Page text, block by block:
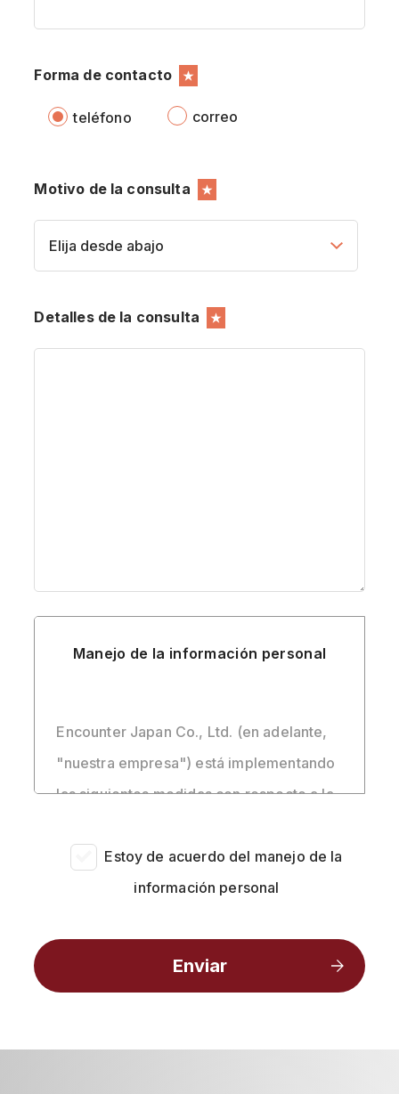
Forma de contacto ★
teléfono correo
Motivo de la consulta ★
Detalles de la consulta ★
Manejo de la información personal
Encounter Japan Co., Ltd. (en adelante,
"nuestra empresa") está implementando
las siguientes medidas con respecto a la
como el nombre, la dirección de correo
electrónico, el número de teléfono y el
Estoy de acuerdo del manejo de la
información personal